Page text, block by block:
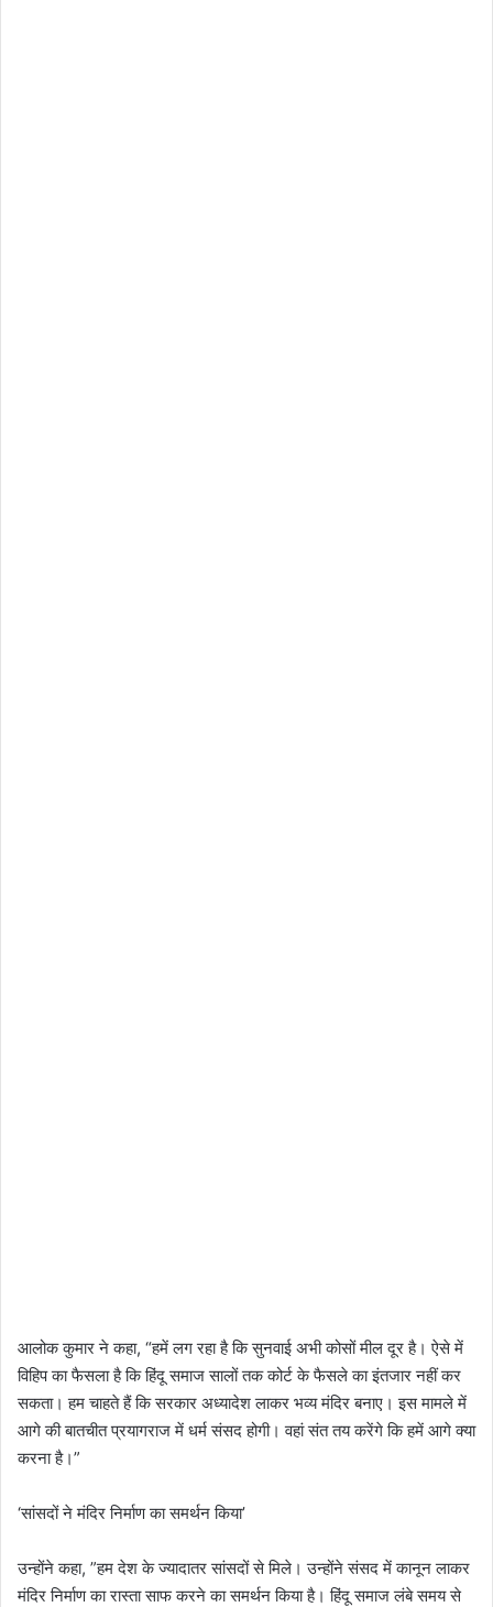
आलोक कुमार ने कहा, “हमें लग रहा है कि सुनवाई अभी कोसों मील दूर है। ऐसे में
विहिप का फैसला है कि हिंदू समाज सालों तक कोर्ट के फैसले का इंतजार नहीं कर
सकता। हम चाहते हैं कि सरकार अध्यादेश लाकर भव्य मंदिर बनाए। इस मामले में
आगे की बातचीत प्रयागराज में धर्म संसद होगी। वहां संत तय करेंगे कि हमें आगे क्या
करना है।”
‘सांसदों ने मंदिर निर्माण का समर्थन किया’
उन्होंने कहा, ”हम देश के ज्यादातर सांसदों से मिले। उन्होंने संसद में कानून लाकर
मंदिर निर्माण का रास्ता साफ करने का समर्थन किया है। हिंदू समाज लंबे समय से